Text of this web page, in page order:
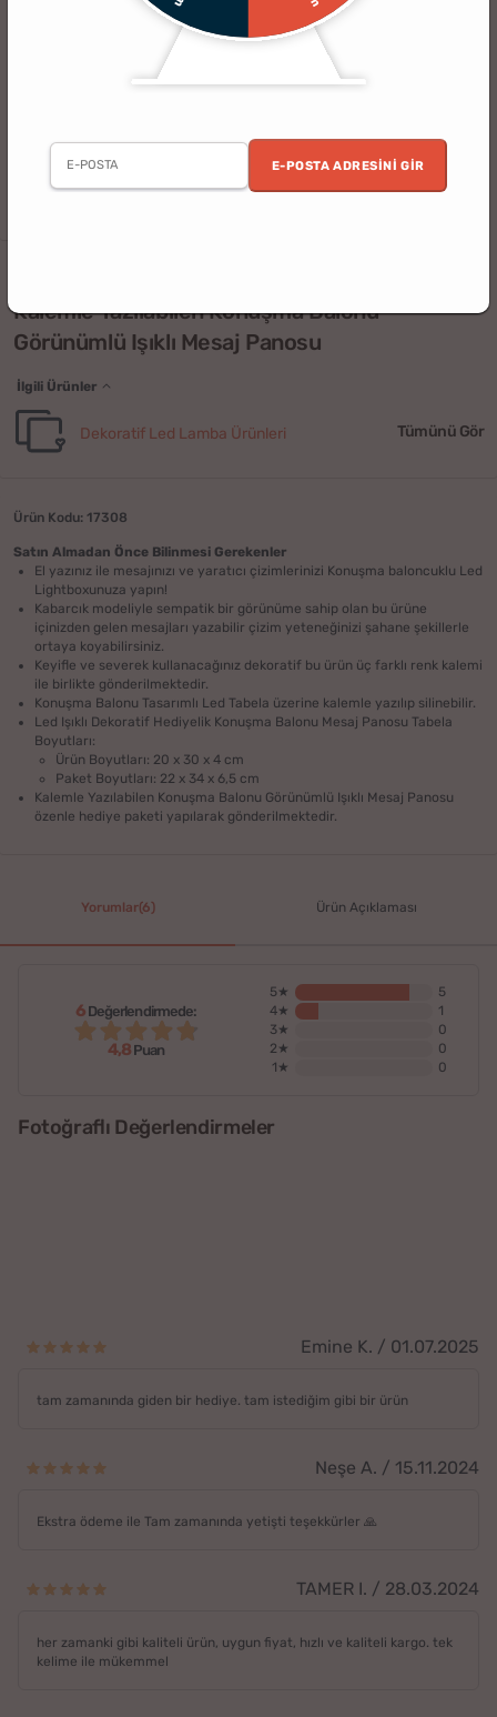
E-POSTA ADRESINI GIR
Kalemle Yazılabilen Konuşma Balonu
Görünümlü Işıklı Mesaj Panosu
İlgili Ürünler
Dekoratif Led Lamba Ürünleri Tümünü Gör
Ürün Kodu: 17308
Satın Almadan Önce Bilinmesi Gerekenler
El yazınız ile mesajınızı ve yaratıcı çizimlerinizi Konuşma baloncuklu Led
Lightboxunuza yapın!
Kabarcık modeliyle sempatik bir görünüme sahip olan bu ürüne
içinizden gelen mesajları yazabilir çizim yeteneğinizi şahane şekillerle
ortaya koyabilirsiniz.
Keyifle ve severek kullanacağınız dekoratif bu ürün üç farklı renk kalemi
ile birlikte gönderilmektedir.
Konuşma Balonu Tasarımlı Led Tabela üzerine kalemle yazılıp silinebilir.
Led Işıklı Dekoratif Hediyelik Konuşma Balonu Mesaj Panosu Tabela
Boyutları:
Ürün Boyutları: 20 x 30 x 4 cm
Paket Boyutları: 22 x 34 x 6,5 cm
Kalemle Yazılabilen Konuşma Balonu Görünümlü Işıklı Mesaj Panosu
özenle hediye paketi yapılarak gönderilmektedir.
Yorumlar(6) Ürün Açıklaması
6Değerlendirmede:
4,8Puan
5★
5
4★
1
3★
0
2★
0
1★
0
Fotoğraflı Değerlendirmeler
Emine K. / 01.07.2025
tam zamanında giden bir hediye. tam istediğim gibi bir ürün
Neşe A. / 15.11.2024
Ekstra ödeme ile Tam zamanında yetişti teşekkürler 🙏
TAMER I. / 28.03.2024
her zamanki gibi kaliteli ürün, uygun fiyat, hızlı ve kaliteli kargo. tek
kelime ile mükemmel